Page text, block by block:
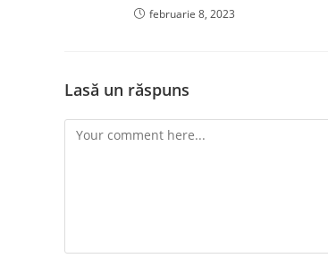
februarie 8, 2023
Lasă un răspuns
Comment